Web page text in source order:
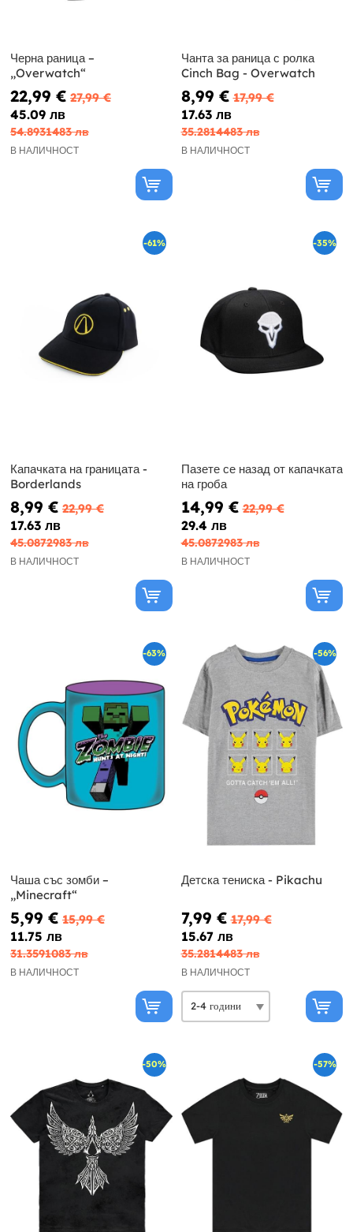
Черна раница –
„Overwatch“
22,99 € 27,99 €
45.09 лв
54.8931483 лв
В НАЛИЧНОСТ
Чанта за раница с ролка
Cinch Bag - Overwatch
8,99 € 17,99 €
17.63 лв
35.2814483 лв
В НАЛИЧНОСТ
-61%
Капачката на границата -
Borderlands
8,99 € 22,99 €
17.63 лв
45.0872983 лв
В НАЛИЧНОСТ
-35%
Пазете се назад от капачката
на гроба
14,99 € 22,99 €
29.4 лв
45.0872983 лв
В НАЛИЧНОСТ
-63%
Чаша със зомби –
„Minecraft“
5,99 € 15,99 €
11.75 лв
31.3591083 лв
В НАЛИЧНОСТ
-56%
Детска тениска - Pikachu
7,99 € 17,99 €
15.67 лв
35.2814483 лв
В НАЛИЧНОСТ
-50% -57%